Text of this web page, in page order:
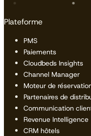
Plateforme
PMS
Paiements
Cloudbeds Insights
Channel Manager
Moteur de
Partenaires de
Communication
Revenue Intelligence
CRM hôtels